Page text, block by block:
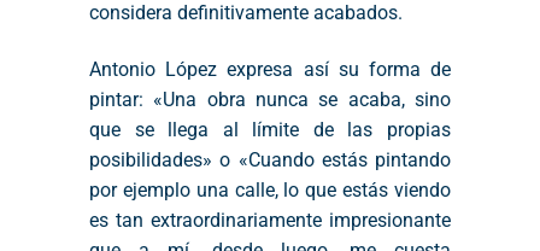
considera definitivamente acabados.
Antonio López expresa así su forma de
pintar: «Una obra nunca se acaba, sino
que se llega al límite de las propias
posibilidades» o «Cuando estás pintando
por ejemplo una calle, lo que estás viendo
es tan extraordinariamente impresionante